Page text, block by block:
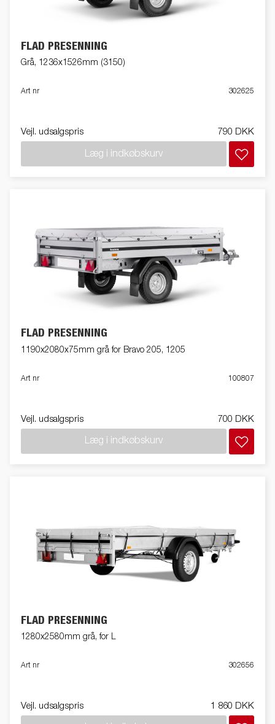
FLAD PRESENNING
Grå, 1236x1526mm (3150)
Art nr 302625
Vejl. udsalgspris 790 DKK
Læg i indkøbskurv
FLAD PRESENNING
1190x2080x75mm grå for Bravo 205, 1205
Art nr 100807
Vejl. udsalgspris 700 DKK
Læg i indkøbskurv
FLAD PRESENNING
1280x2580mm grå, for L
Art nr 302656
Vejl. udsalgspris 1 860 DKK